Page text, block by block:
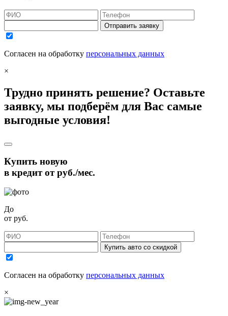
Отправить заявку
Согласен на обработку персональных данных
×
Трудно принять решение? Оставьте
заявку, мы подберём для Вас самые
выгодные условия!
Купить новую
в кредит отруб./мес.
До
от руб.
Купить авто со скидкой
Согласен на обработку персональных данных
×